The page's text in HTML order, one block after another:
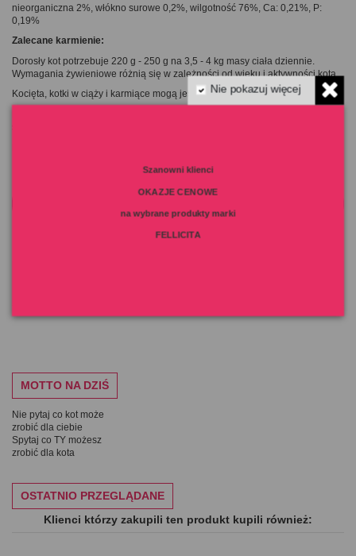
nieorganiczna 2%, włókno surowe 0,2%, wilgotność 76%, Ca: 0,21%, P:
0,19%
Zalecane karmienie:
Dorosły kot potrzebuje 220 g - 250 g na 3,5 - 4 kg masy ciała dziennie.
Wymagania żywieniowe różnią się w zależności od wieku i aktywności kota.
Kocięta, kotki w ciąży i karmiące mogą jeść tyle, ile chcą.
MOTTO NA DZIŚ
Nie pytaj co kot może
zrobić dla ciebie
Spytaj co TY możesz
zrobić dla kota
OSTATNIO PRZEGLĄDANE
Klienci którzy zakupili ten produkt kupili również:
Nie pokazuj więcej
Szanowni klienci
OKAZJE CENOWE
na wybrane produkty marki
FELLICITA